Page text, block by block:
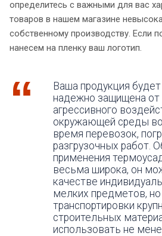
определитесь с важными для вас
товаров в нашем магазине
собственному производству. Если
нанесем на пленку ваш логотип.
Ваша продукция будет
надежно защищена от
агрессивного
окружающей среды во
время перевозок,
разгрузочных работ.
применения
весьма широка, он
качестве
мелких предметов,
транспортировки
строительных
использовать не